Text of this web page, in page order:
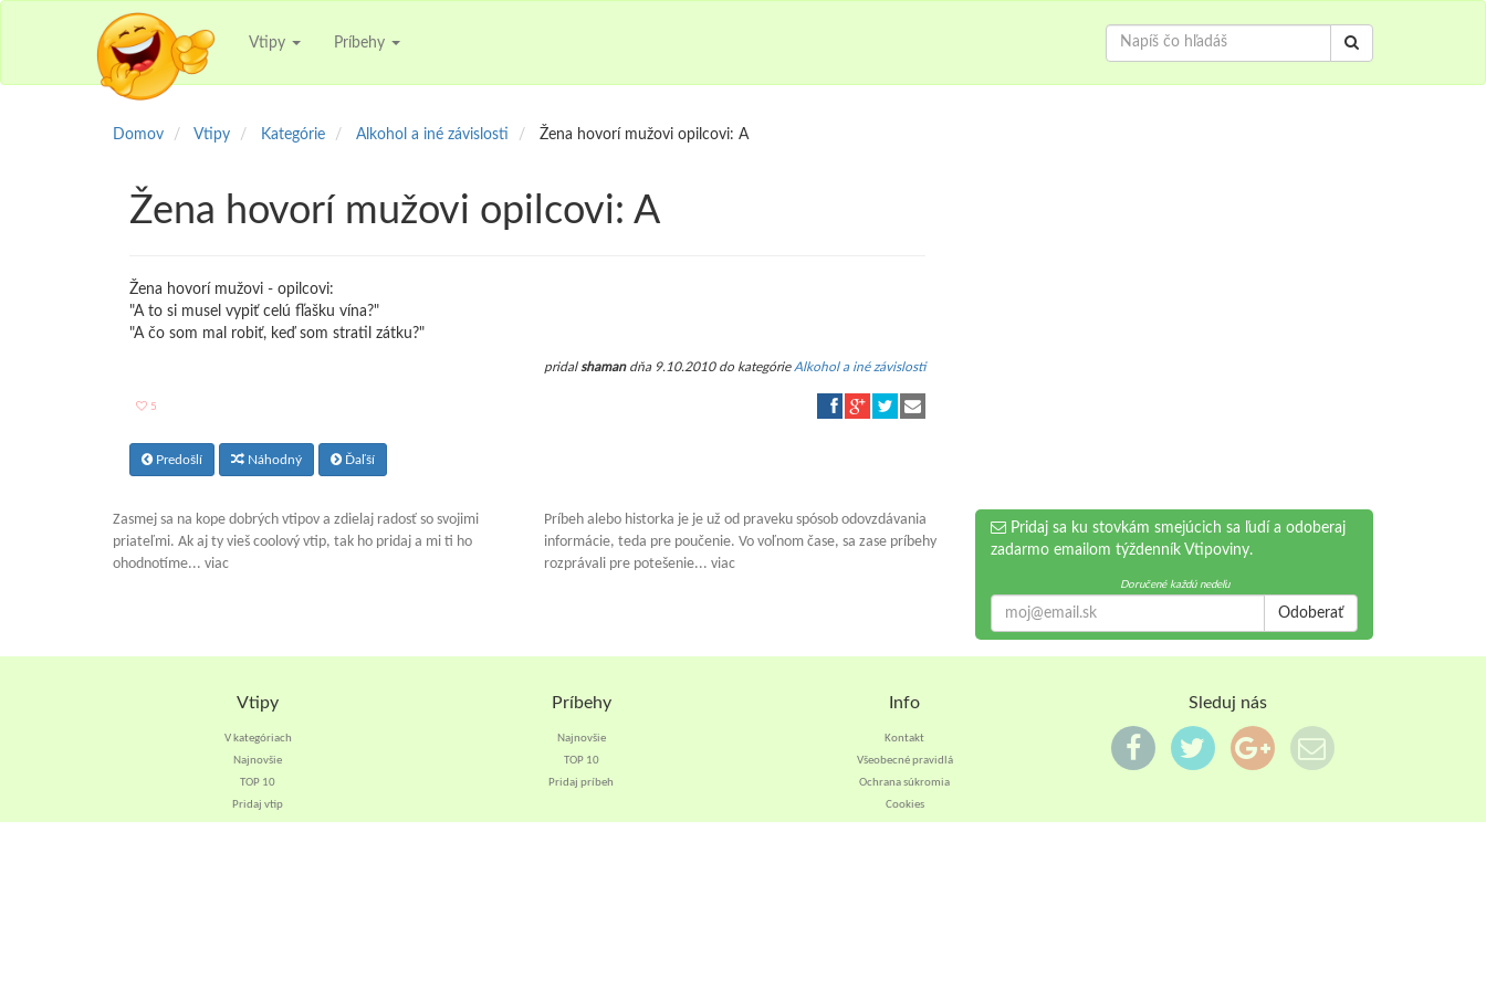
Vtipy Príbehy
Domov Vtipy Kategórie Alkohol a iné závislosti Žena hovorí mužovi opilcovi: A
Žena hovorí mužovi opilcovi: A
Žena hovorí mužovi - opilcovi:
"A to si musel vypiť celú fľašku vína?"
"A čo som mal robiť, keď som stratil zátku?"
pridal shamandňa 9.10.2010 do kategórie Alkohol a iné závislosti
5
Predošlí Náhodný Ďaľší
Zasmej sa na kope dobrých vtipov a zdielaj radosť so svojimi
priateľmi. Ak aj ty vieš coolový vtip, tak ho pridaj a mi ti ho
ohodnotíme... viac
Príbeh alebo historka je je už od praveku spósob odovzdávania
informácie, teda pre poučenie. Vo voľnom čase, sa zase príbehy
rozprávali pre potešenie... viac
Pridaj sa ku stovkám smejúcich sa ľudí a odoberaj
zadarmo emailom týždenník Vtipoviny.
Doručené každú nedeľu
Odoberať
Vtipy
V kategóriach
Najnovšie
TOP 10
Pridaj vtip
Príbehy
Najnovšie
TOP 10
Pridaj príbeh
Info
Kontakt
Všeobecné pravidlá
Ochrana súkromia
Cookies
Sleduj nás